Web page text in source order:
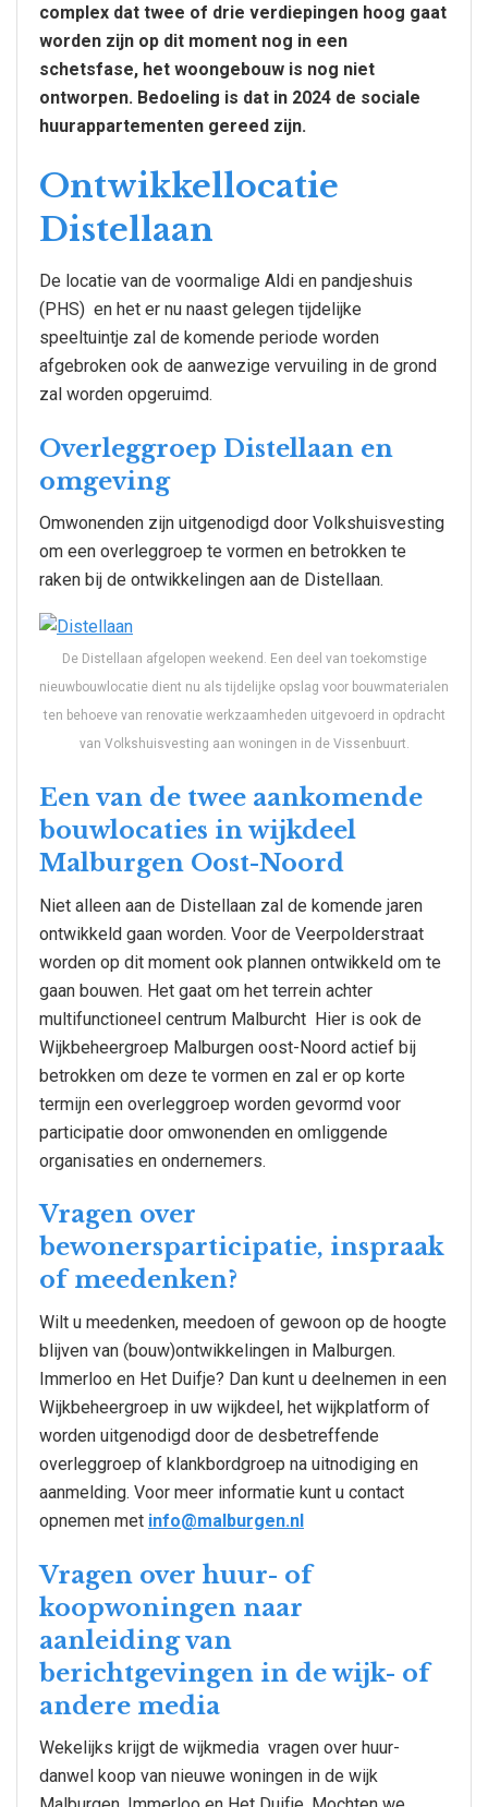
complex dat twee of drie verdiepingen hoog gaat
worden zijn op dit moment nog in een
schetsfase, het woongebouw is nog niet
ontworpen. Bedoeling is dat in 2024 de sociale
huurappartementen gereed zijn.
Ontwikkellocatie
Distellaan
De locatie van de voormalige Aldi en pandjeshuis
(PHS) en het er nu naast gelegen tijdelijke
speeltuintje zal de komende periode worden
afgebroken ook de aanwezige vervuiling in de grond
zal worden opgeruimd.
Overleggroep Distellaan en
omgeving
Omwonenden zijn uitgenodigd door Volkshuisvesting
om een overleggroep te vormen en betrokken te
raken bij de ontwikkelingen aan de Distellaan.
De Distellaan afgelopen weekend. Een deel van toekomstige
nieuwbouwlocatie dient nu als tijdelijke opslag voor bouwmaterialen
ten behoeve van renovatie werkzaamheden uitgevoerd in opdracht
van Volkshuisvesting aan woningen in de Vissenbuurt.
Een van de twee aankomende
bouwlocaties in wijkdeel
Malburgen Oost-Noord
Niet alleen aan de Distellaan zal de komende jaren
ontwikkeld gaan worden. Voor de Veerpolderstraat
worden op dit moment ook plannen ontwikkeld om te
gaan bouwen. Het gaat om het terrein achter
multifunctioneel centrum Malburcht Hier is ook de
Wijkbeheergroep Malburgen oost-Noord actief bij
betrokken om deze te vormen en zal er op korte
termijn een overleggroep worden gevormd voor
participatie door omwonenden en omliggende
organisaties en ondernemers.
Vragen over
bewonersparticipatie, inspraak
of meedenken?
Wilt u meedenken, meedoen of gewoon op de hoogte
blijven van (bouw)ontwikkelingen in Malburgen.
Immerloo en Het Duifje? Dan kunt u deelnemen in een
Wijkbeheergroep in uw wijkdeel, het wijkplatform of
worden uitgenodigd door de desbetreffende
overleggroep of klankbordgroep na uitnodiging en
aanmelding. Voor meer informatie kunt u contact
opnemen met info@malburgen.nl
Vragen over huur- of
koopwoningen naar
aanleiding van
berichtgevingen in de wijk- of
andere media
Wekelijks krijgt de wijkmedia vragen over huur-
danwel koop van nieuwe woningen in de wijk